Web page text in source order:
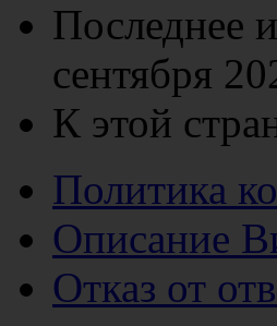
Последнее
сентября
К этой
Политика
Описание
Отказ от